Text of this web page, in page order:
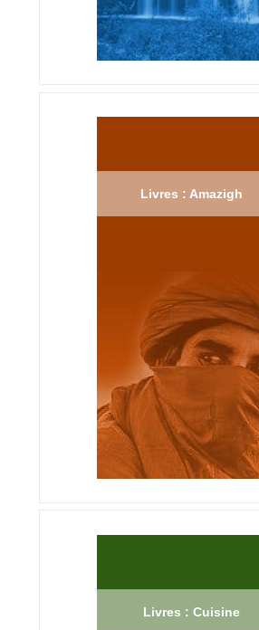
Livres : Amazigh
Livres : Cuisine